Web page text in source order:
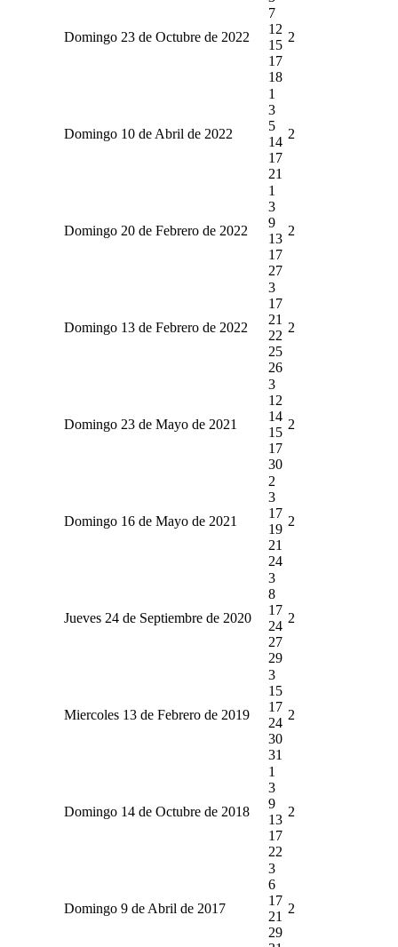
Domingo 23 de Octubre de 2022
7
12
15
17
18
2
Domingo 10 de Abril de 2022
1
3
5
14
17
21
2
Domingo 20 de Febrero de 2022
1
3
9
13
17
27
2
Domingo 13 de Febrero de 2022
3
17
21
22
25
26
2
Domingo 23 de Mayo de 2021
3
12
14
15
17
30
2
Domingo 16 de Mayo de 2021
2
3
17
19
21
24
2
Jueves 24 de Septiembre de 2020
3
8
17
24
27
29
2
Miercoles 13 de Febrero de 2019
3
15
17
24
30
31
2
Domingo 14 de Octubre de 2018
1
3
9
13
17
22
2
Domingo 9 de Abril de 2017
3
6
17
21
29
2